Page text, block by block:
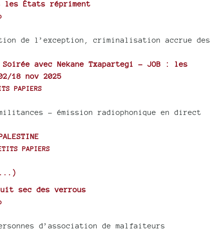
les États répriment
de l’exception, criminalisation accrue des
Soirée avec Nekane Txapartegi - JOB : les
18 nov 2025
PAPIERS
- émission radiophonique en direct
PAPIERS
sec des verrous
d’association de malfaiteurs